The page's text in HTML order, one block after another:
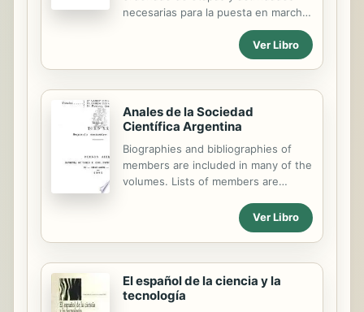
necesarias para la puesta en marcha
de una planta química que van desde
la concepción de una idea con visión
empresarial hasta que se obtienen
calidad con que fueron concebidos.
Un buen diseño, técnicamente sólido
y viable económicamente, tiene que
conjugar la aplicación de métodos
científicamente rigurosos con la
experiencia y buen juicio de
diseño tengan en mente las
implicaciones económicas (costes,
beneficio) de las decisiones que
Ver Libro
Anales de la Sociedad
Científica Argentina
Biographies and bibliographies of
members are included in many of the
volumes. Lists of members are
Ver Libro
El español de la ciencia y la
tecnología